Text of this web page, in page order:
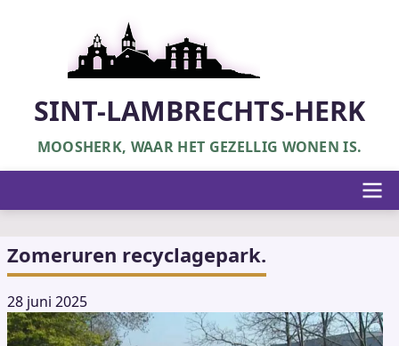
SINT-LAMBRECHTS-HERK
MOOSHERK, WAAR HET GEZELLIG WONEN IS.
Zomeruren recyclagepark.
28 juni 2025